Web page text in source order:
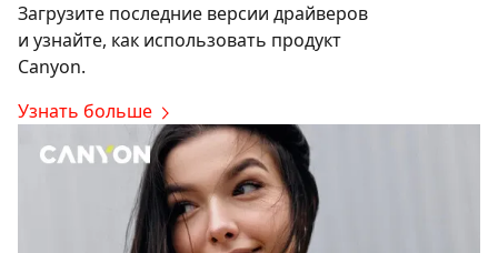
Загрузите последние версии драйверов
и узнайте, как использовать продукт
Canyon.
Узнать больше